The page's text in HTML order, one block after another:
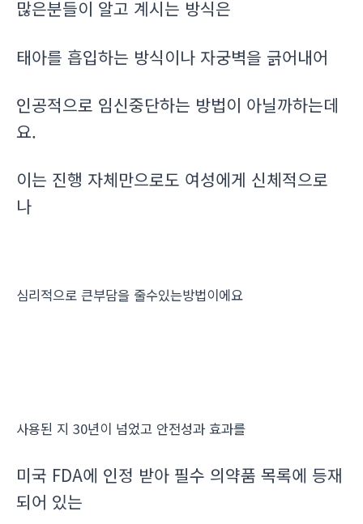
많은분들이 알고 계시는 방식은
태아를 흡입하는 방식이나 자궁벽을 긁어내어
인공적으로 임신중단하는 방법이 아닐까하는데
요.
이는 진행 자체만으로도 여성에게 신체적으로
나
심리적으로 큰부담을 줄수있는방법이에요
사용된 지 30년이 넘었고 안전성과 효과를
미국 FDA에 인정 받아 필수 의약품 목록에 등재
되어 있는